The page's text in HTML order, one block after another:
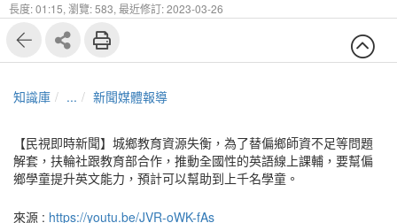
長度: 01:15, 瀏覽: 583, 最近修訂: 2023-03-26
知識庫 ... 新聞媒體報導
【民視即時新聞】城鄉教育資源失衡，為了替偏鄉師資不足等問題
解套，扶輪社跟教育部合作，推動全國性的英語線上課輔，要幫偏
鄉學童提升英文能力，預計可以幫助到上千名學童。
來源 : https://youtu.be/JVR-oWK-fAs